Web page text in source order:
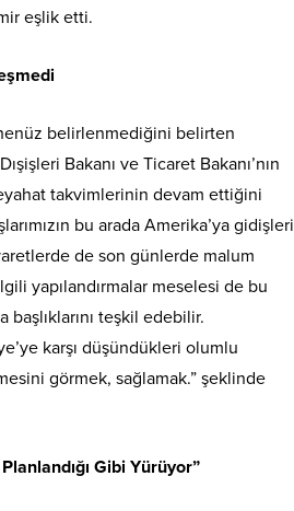
eşlik etti.
belirlenmediğini belirten
Bakanı ve Ticaret Bakanı’nın
takvimlerinin devam ettiğini
bu arada Amerika’ya gidişleri
de son günlerde malum
yapılandırmalar meselesi de bu
teşkil edebilir.
karşı düşündükleri olumlu
görmek, sağlamak.” şeklinde
Gibi Yürüyor”